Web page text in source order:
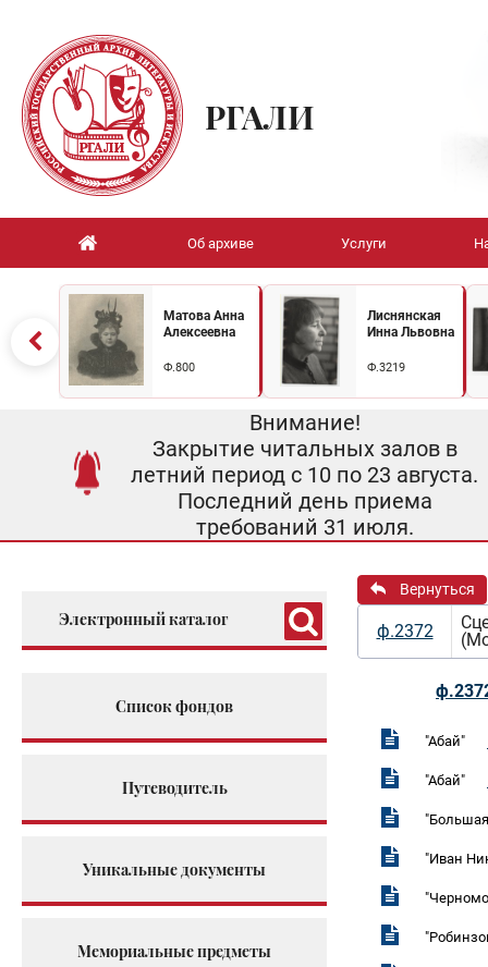
РГАЛИ
Об архиве Услуги
Матова Анна
Алексеевна
Ф.800
Лиснянская
Инна Львовна
Ф.3219
Внимание!
Закрытие читальных залов в
летний период с 10 по 23 августа.
Последний день приема
требований 31 июля.
Электронный каталог
Список фондов
Путеводитель
Уникальные документы
Мемориальные предметы
Вернуться
ф.2372
"Абай"
"Абай"
"Иван